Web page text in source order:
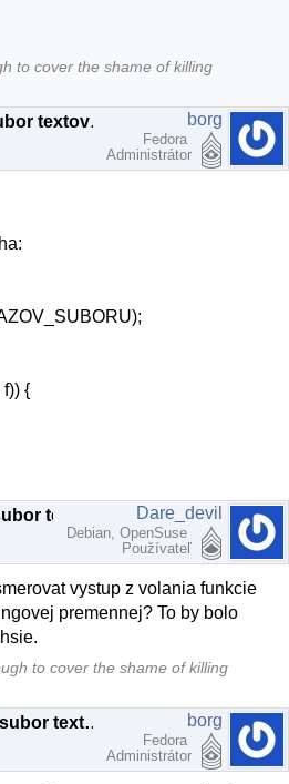
to cover the shame of killing
Re: Zistenie ci je subor textovy v C borg
Fedora
Administrátor
{
Dare_devil
Debian, OpenSuse
Používateľ
vystup z volania funkcie
premennej? To by bolo
to cover the shame of killing
Re: Zistenie ci je subor textovy v C borg
Fedora
Administrátor